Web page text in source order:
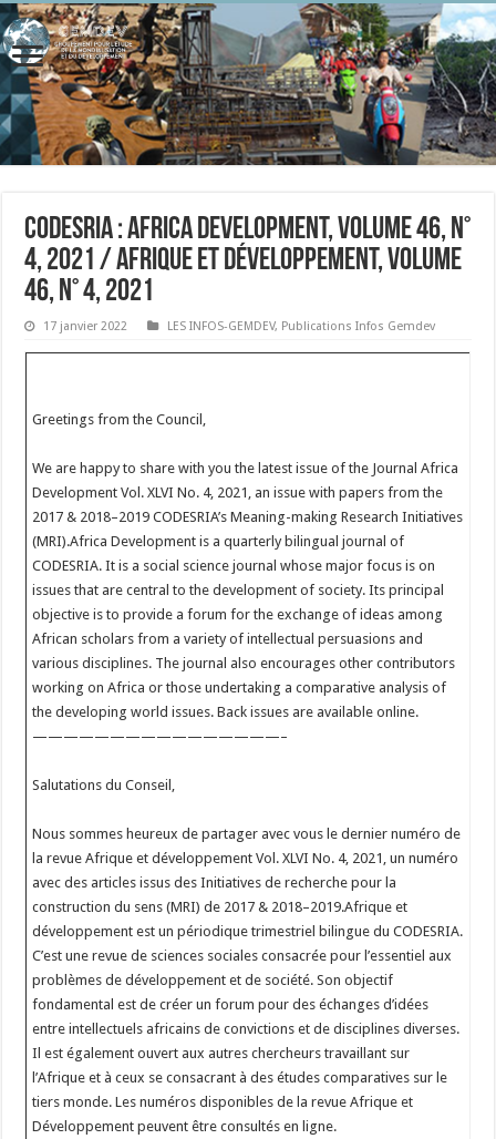
CODESRIA : Africa Development, Volume 46, n°
4, 2021 / Afrique et développement, Volume
46, n° 4, 2021
17 janvier 2022 LES INFOS-GEMDEV, Publications Infos Gemdev
Greetings from the Council,
We are happy to share with you the latest issue of the Journal Africa
Development Vol. XLVI No. 4, 2021, an issue with papers from the
2017 & 2018–2019 CODESRIA’s Meaning-making Research Initiatives
(MRI).Africa Development is a quarterly bilingual journal of
CODESRIA. It is a social science journal whose major focus is on
issues that are central to the development of society. Its principal
objective is to provide a forum for the exchange of ideas among
African scholars from a variety of intellectual persuasions and
various disciplines. The journal also encourages other contributors
working on Africa or those undertaking a comparative analysis of
the developing world issues. Back issues are available online.
————————————————–
Salutations du Conseil,
Nous sommes heureux de partager avec vous le dernier numéro de
la revue Afrique et développement Vol. XLVI No. 4, 2021, un numéro
avec des articles issus des Initiatives de recherche pour la
construction du sens (MRI) de 2017 & 2018–2019.Afrique et
développement est un périodique trimestriel bilingue du CODESRIA.
C’est une revue de sciences sociales consacrée pour l’essentiel aux
problèmes de développement et de société. Son objectif
fondamental est de créer un forum pour des échanges d’idées
entre intellectuels africains de convictions et de disciplines diverses.
Il est également ouvert aux autres chercheurs travaillant sur
l’Afrique et à ceux se consacrant à des études comparatives sur le
tiers monde. Les numéros disponibles de la revue Afrique et
Développement peuvent être consultés en ligne.